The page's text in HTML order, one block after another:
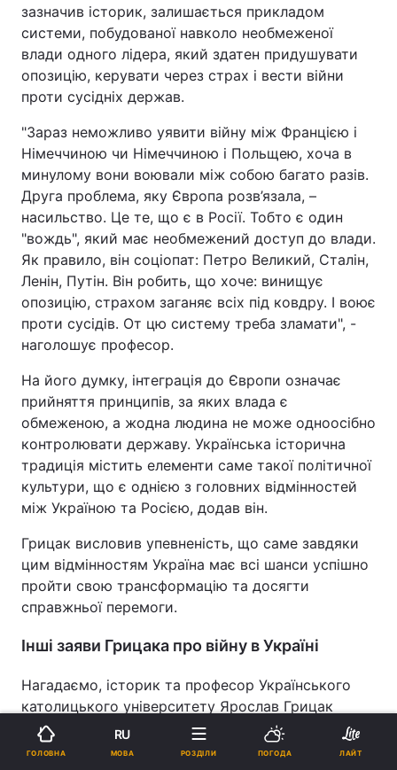
зазначив історик, залишається прикладом
системи, побудованої навколо необмеженої
влади одного лідера, який здатен придушувати
опозицію, керувати через страх і вести війни
проти сусідніх держав.
"Зараз неможливо уявити війну між Францією і
Німеччиною чи Німеччиною і Польщею, хоча в
минулому вони воювали між собою багато разів.
Друга проблема, яку Європа розв’язала, –
насильство. Це те, що є в Росії. Тобто є один
"вождь", який має необмежений доступ до влади.
Як правило, він соціопат: Петро Великий, Сталін,
Ленін, Путін. Він робить, що хоче: винищує
опозицію, страхом заганяє всіх під ковдру. І воює
проти сусідів. От цю систему треба зламати", -
наголошує професор.
На його думку, інтеграція до Європи означає
прийняття принципів, за яких влада є
обмеженою, а жодна людина не може одноосібно
контролювати державу. Українська історична
традиція містить елементи саме такої політичної
культури, що є однією з головних відмінностей
між Україною та Росією, додав він.
Грицак висловив упевненість, що саме завдяки
цим відмінностям Україна має всі шанси успішно
пройти свою трансформацію та досягти
справжньої перемоги.
Інші заяви Грицака про війну в Україні
Нагадаємо, історик та професор Українського
католицького університету Ярослав Грицак
раніше казав, що
нинішню російсько-українську
війну можна порівнятиз Першою світовою. За
ГОЛОВНА
RU
МОВА РОЗДІЛИ ПОГОДА ЛАЙТ